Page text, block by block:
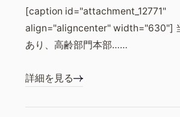
[caption id="attachment_12771"
align="aligncenter" width="630"]
あり、高齢部門本部……
詳細を見る